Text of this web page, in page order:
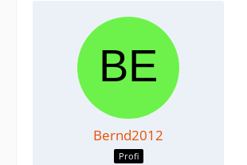
Bernd2012
Profi